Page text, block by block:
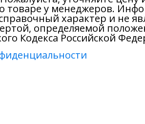
товаре у менеджеров.
характер и не
определяемой
Кодекса Российской